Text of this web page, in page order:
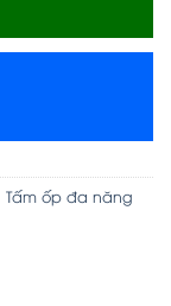
Tấm ốp đa năng